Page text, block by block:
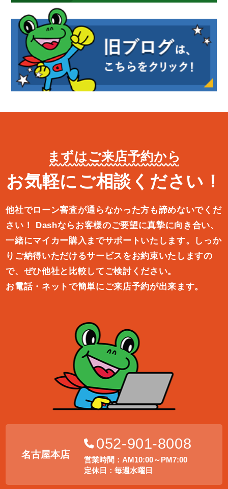
まずはご来店予約から
お気軽にご相談ください！
他社でローン審査が通らなかった方も諦めないでくだ
さい！
Dashならお客様のご要望に真摯に向き合い、
一緒にマイカー購入ま でサポートいたします。しっか
りご納得いただけるサービスをお約束いたしますの
で、ぜひ他社と比較してご検討ください。
お電話・ネットで簡単にご来店予約が出来ます。
名古屋本店
052-901-8008
営業時間：AM10:00～PM7:00
定休日：毎週水曜日